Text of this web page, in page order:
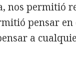
nos permitió
pensar
a